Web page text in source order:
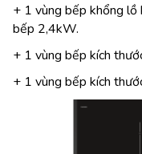
+ 1 vùng bếp khổng
bếp 2,4kW.
+ 1 vùng bếp kích
+ 1 vùng bếp kích